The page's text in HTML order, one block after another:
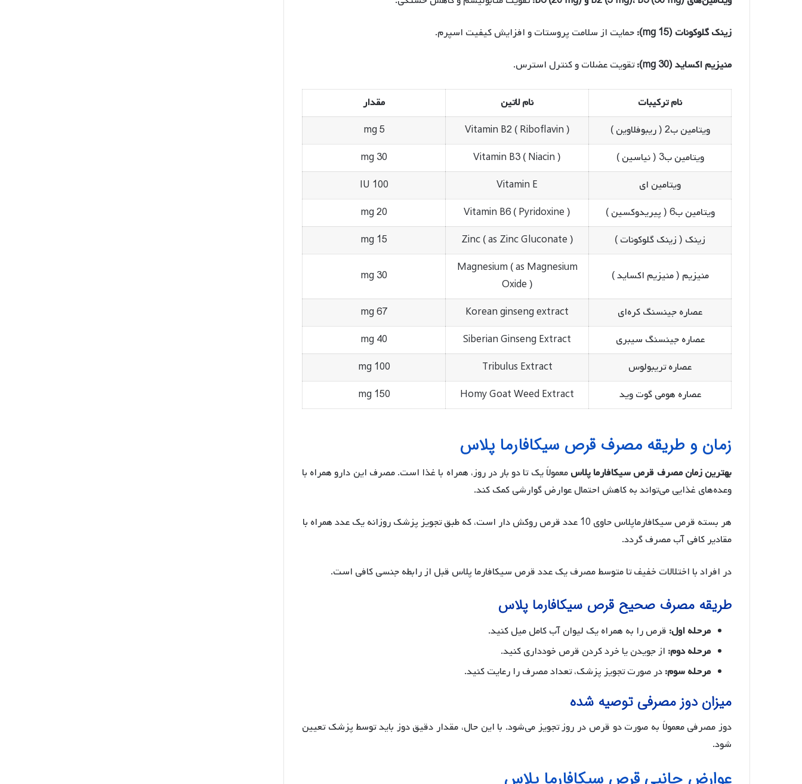
زینک گلوکونات (15 mg): حمایت از سلامت پروستات و افزایش کیفیت اسپرم.
منیزیم اکساید (30 mg): تقویت عضلات و کنترل استرس.
نام ترکیبات نام لاتین
مقدار
ویتامین ب2 ( ریبوفلاوین )
Vitamin B2 ( Riboflavin )
5 mg
ویتامین ب3 ( نیاسین )
Vitamin B3 ( Niacin )
30 mg
ویتامین ای
Vitamin E
100 IU
ویتامین ب6 ( پیریدوکسین )
Vitamin B6 ( Pyridoxine )
20 mg
زینک ( زینک گلوکونات )
Zinc ( as Zinc Gluconate )
15 mg
منیزیم ( منیزیم اکساید )
Magnesium ( as Magnesium
Oxide )
30 mg
عصاره جینسنگ کره‌ای Korean ginseng extract
67 mg
عصاره جینسنگ سیبری
Siberian Ginseng Extract
40 mg
عصاره تریبولوس
Tribulus Extract
100 mg
عصاره هومی گوت وید
Homy Goat Weed Extract
150 mg
زمان و طریقه مصرف قرص سیکافارما پلاس
بهترین زمان مصرف قرص سیکافارما پلاسمعمولاً یک تا دو بار در روز، همراه با غذا است. مصرف این دارو همراه با
وعده‌های غذایی می‌تواند به کاهش احتمال عوارض گوارشی کمک کند.
هر بسته قرص سیکافارماپلاس حاوى 10 عدد قرص روکش دار است، که طبق تجویز پزشک روزانه یک عدد همراه با
مقادیر کافى آب مصرف گردد.
در افراد با اختلالات خفیف تا متوسط مصرف یک عدد قرص سیکافارما پلاس قبل از رابطه جنسى کافى است.
طریقه مصرف صحیح قرص سیکافارما پلاس
مرحله اول: قرص را به همراه یک لیوان آب کامل میل کنید.
مرحله دوم: از جویدن یا خرد کردن قرص خودداری کنید.
مرحله سوم:در صورت تجویز پزشک، تعداد مصرف را رعایت کنید.
میزان دوز مصرفی توصیه شده
دوز مصرفی معمولاً به صورت دو قرص در روز تجویز می‌شود. با این حال، مقدار دقیق دوز باید توسط پزشک تعیین
شود.